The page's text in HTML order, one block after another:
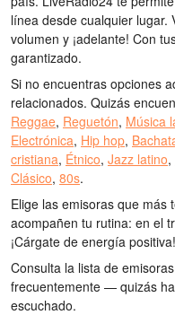
línea desde cualquier lugar.
volumen y ¡adelante! Con
garantizado.
Si no encuentras opciones
relacionados. Quizás
Reggae, Reguetón, Música
Electrónica, Hip hop,
cristiana, Étnico, Jazz latino,
Clásico, 80s.
Elige las emisoras que más
acompañen tu rutina: en el
¡Cárgate de energía positiva!
Consulta la lista de
frecuentemente — quizás
escuchado.